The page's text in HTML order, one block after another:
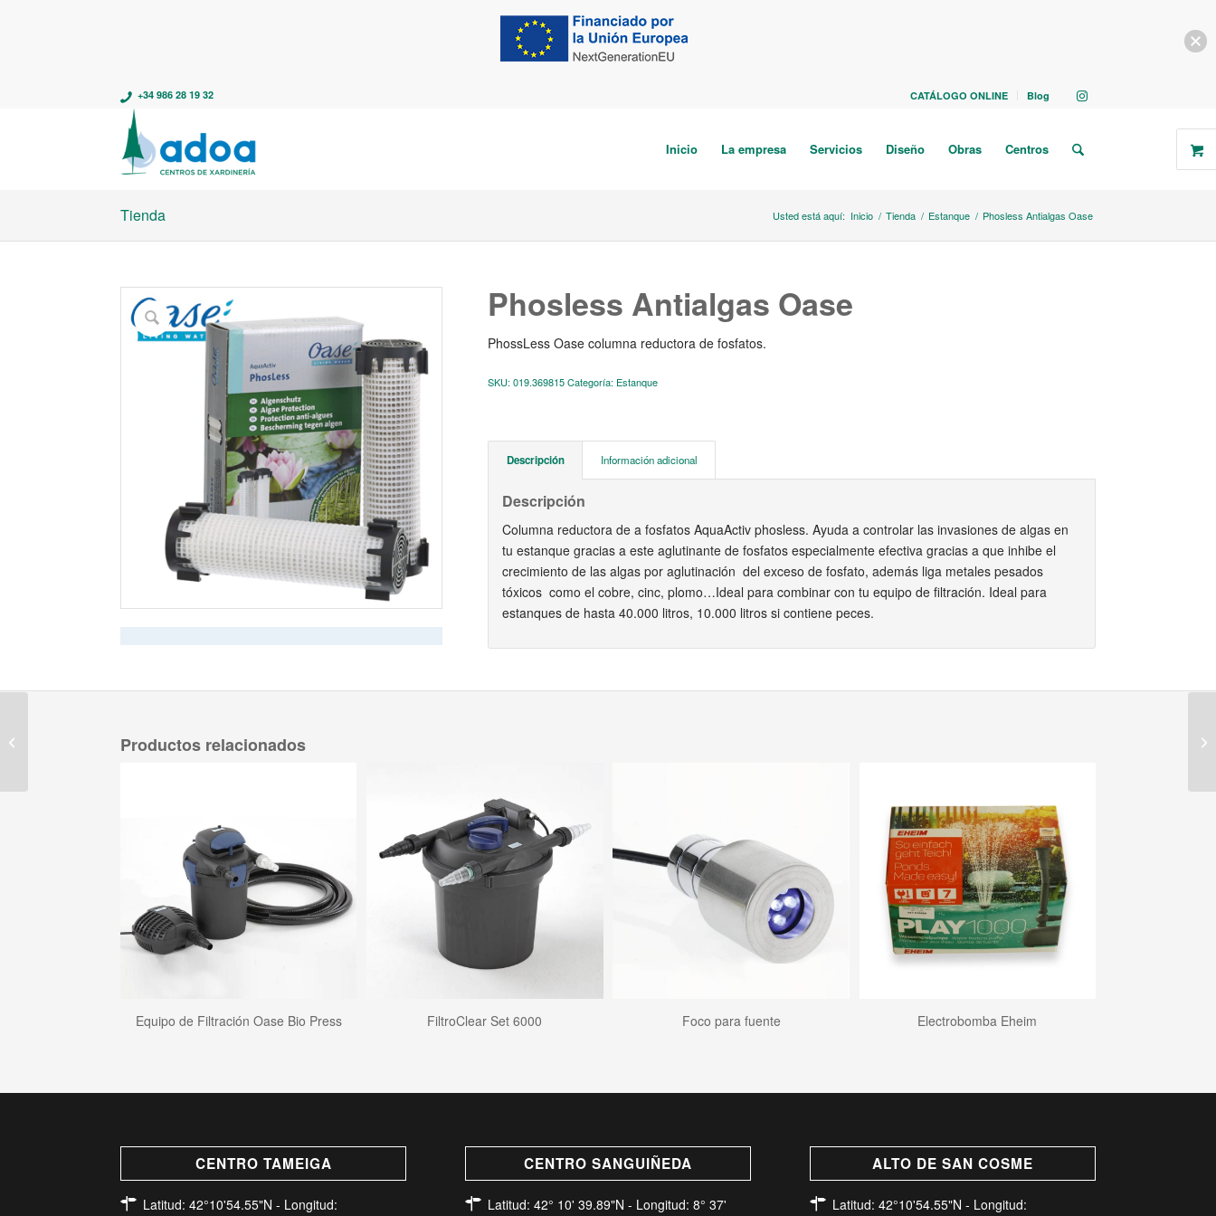
CATÁLOGO ONLINE Blog
+34 986 28 19 32
Inicio La empresa Servicios Diseño Obras Centros
Tienda Usted está aquí: Inicio / Tienda / Estanque / Phosless Antialgas Oase
Phosless Antialgas Oase
PhossLess Oase columna reductora de fosfatos.
SKU: 019.369815 Categoría: Estanque
Descripción Información adicional
Descripción
Columna reductora de a fosfatos AquaActiv phosless. Ayuda a controlar las invasiones de algas en
tu estanque gracias a este aglutinante de fosfatos especialmente efectiva gracias a que inhibe el
crecimiento de las algas por aglutinación del exceso de fosfato, además liga metales pesados
tóxicos como el cobre, cinc, plomo…Ideal para combinar con tu equipo de filtración. Ideal para
estanques de hasta 40.000 litros, 10.000 litros si contiene peces.
Productos relacionados
Equipo de Filtración Oase Bio Press FiltroClear Set 6000 Foco para fuente Electrobomba Eheim
CENTRO TAMEIGA
Latitud: 42°10'54.55"N - Longitud:
CENTRO SANGUIÑEDA
Latitud: 42° 10' 39.89"N - Longitud: 8° 37'
ALTO DE SAN COSME
Latitud: 42°10'54.55"N - Longitud: